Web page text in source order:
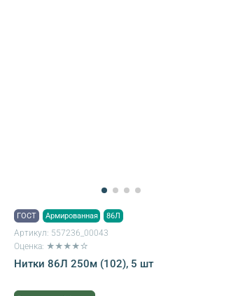
ГОСТ Армированная 86Л
Артикул: 557236_00043
Оценка: ★★★★☆
Нитки 86Л 250м (102), 5 шт